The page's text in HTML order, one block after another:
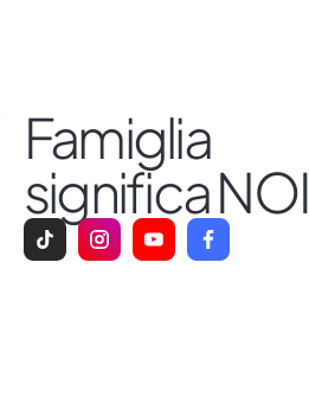
Famiglia
significa NOI